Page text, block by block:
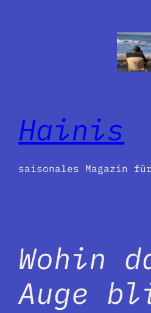
Hainis
saisonales Magazin
Wohin
Auge